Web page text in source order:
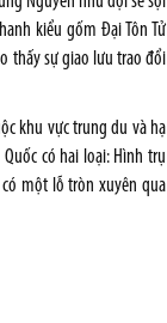
kiểu gốm Đại Tôn Tử
thấy sự giao lưu trao đổi
khu vực trung du và hạ
Quốc có hai loại: Hình trụ
một lỗ tròn xuyên qua